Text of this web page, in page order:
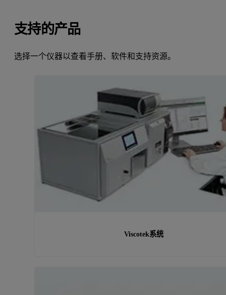
支持的产品
选择一个仪器以查看手册、软件和支持资源。
Viscotek系统